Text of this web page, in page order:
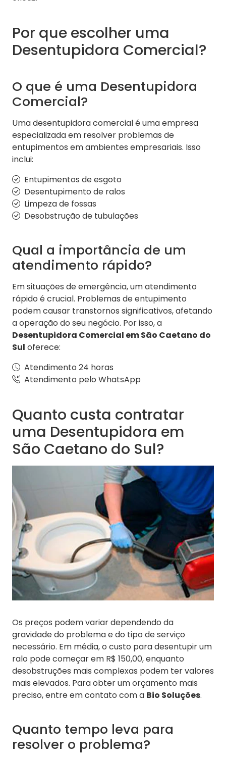
Por que escolher uma
Desentupidora Comercial?
O que é uma Desentupidora
Comercial?
Uma desentupidora comercial é uma empresa
especializada em resolver problemas de
entupimentos em ambientes empresariais. Isso
inclui:
Entupimentos de esgoto
Desentupimento de ralos
Limpeza de fossas
Desobstrução de tubulações
Qual a importância de um
atendimento rápido?
Em situações de emergência, um atendimento
rápido é crucial. Problemas de entupimento
podem causar transtornos significativos, afetando
a operação do seu negócio. Por isso, a
Desentupidora Comercial em São Caetano do
Sul oferece:
Atendimento 24 horas
Atendimento pelo WhatsApp
Quanto custa contratar
uma Desentupidora em
São Caetano do Sul?
Os preços podem variar dependendo da
gravidade do problema e do tipo de serviço
necessário. Em média, o custo para desentupir um
ralo pode começar em R$ 150,00, enquanto
desobstruções mais complexas podem ter valores
mais elevados. Para obter um orçamento mais
preciso, entre em contato com a Bio Soluções.
Quanto tempo leva para
resolver o problema?